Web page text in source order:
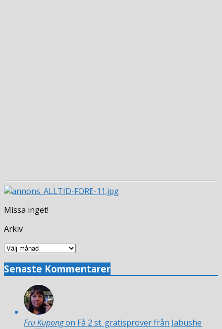
Missa inget!
Arkiv
Arkiv
Senaste Kommentarer
Fru Kupongon Få 2 st. gratisprover från Jabushe